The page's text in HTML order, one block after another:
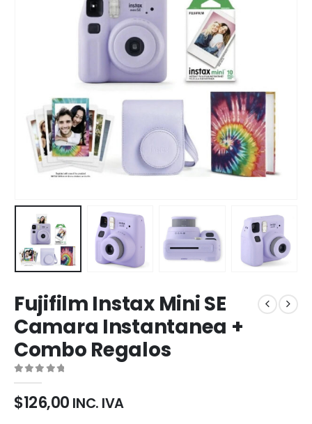
Fujifilm Instax Mini SE
Camara Instantanea +
Combo Regalos
0out of 5
$126,00 INC. IVA